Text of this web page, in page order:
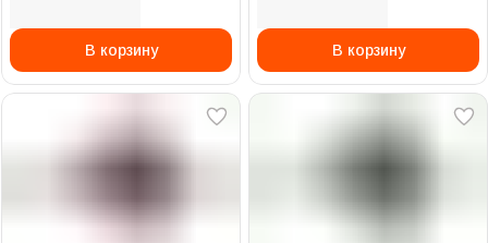
В корзину В корзину